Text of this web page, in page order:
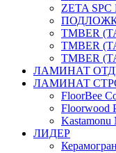
ZETA
ТMBER
ТMBER
ТMBER
ЛАМИНАТ
ЛАМИНАТ
FloorBee
Floorwood
Kastamonu
ЛИДЕР